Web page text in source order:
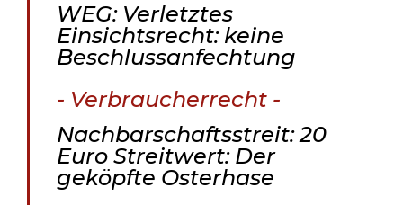
WEG: Verletztes
Einsichtsrecht: keine
Beschlussanfechtung
- Verbraucherrecht -
Nachbarschaftsstreit: 20
Euro Streitwert: Der
geköpfte Osterhase